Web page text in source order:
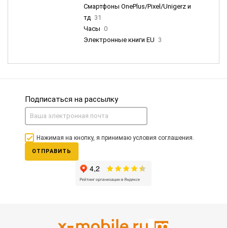
Смартфоны OnePlus/Pixel/Unigerz и
тд 31
Часы 0
Электронные книги EU 3
Подписаться на рассылку
Нажимая на кнопку, я принимаю условия соглашения.
ОТПРАВИТЬ